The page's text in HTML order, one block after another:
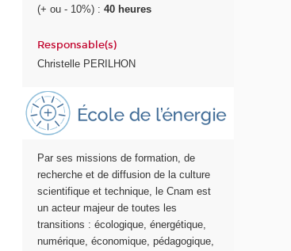
(+ ou - 10%) :40 heures
Responsable(s)
Christelle PERILHON
Par ses missions de formation, de
recherche et de diffusion de la culture
scientifique et technique, le Cnam est
un acteur majeur de toutes les
transitions : écologique, énergétique,
numérique, économique, pédagogique,